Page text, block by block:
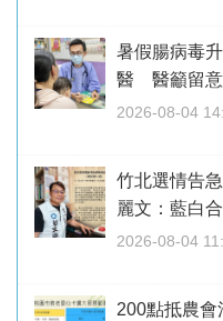
暑假腸病毒
醫 醫籲留意
2026-08-04
竹北選情告
麗文：藍白
2026-08-04
200點抵農